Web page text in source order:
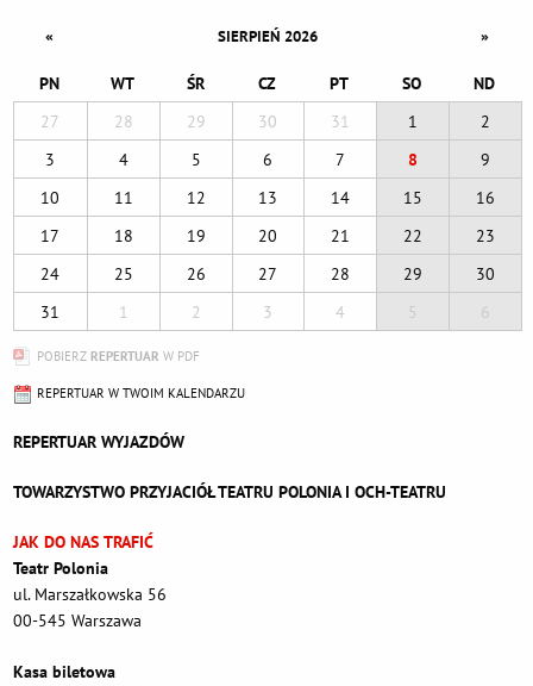
« SIERPIEŃ 2026 »
PN WT ŚR CZ PT SO
ND
27
28 29 30 31 1
2
3
4 5 6 7 8
9
10
11 12 13 14 15
16
17
18 19 20 21 22
23
24
25 26 27 28 29
30
31
1 2 3 4 5 6
POBIERZ REPERTUAR W PDF
REPERTUAR W TWOIM KALENDARZU
REPERTUAR WYJAZDÓW
TOWARZYSTWO PRZYJACIÓŁ TEATRU POLONIA I OCH-TEATRU
JAK DO NAS TRAFIĆ
Teatr Polonia
ul. Marszałkowska 56
00-545 Warszawa
Kasa biletowa